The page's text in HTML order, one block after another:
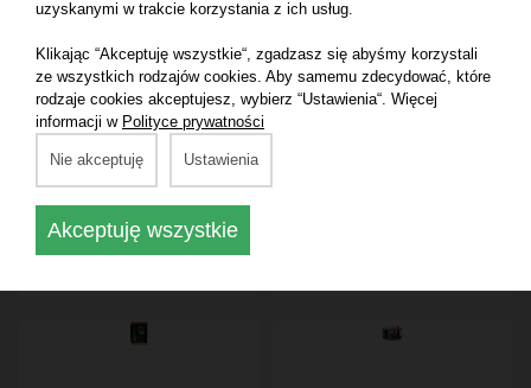
Rozcieńczalnik 2K
2100 - 5l - (41672114)
Rozcieńczalnik 2K
2100
177,10 zł
Rozcieńczalnik 2K
2100 - 0,5l -
Rozcieńczalnik 2K
uzyskanymi w trakcie korzystania z ich usług.
Klikając “Akceptuję wszystkie“, zgadzasz się abyśmy korzystali
ze wszystkich rodzajów cookies. Aby samemu zdecydować, które
rodzaje cookies akceptujesz, wybierz “Ustawienia“. Więcej
informacji w Polityce prywatności
Nie akceptuję Ustawienia
Akceptuję wszystkie